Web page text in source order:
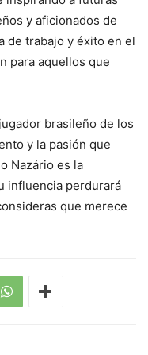
y aficionados de
de trabajo y éxito en el
para aquellos que
brasileño de los
y la pasión que
Nazário es la
influencia perdurará
que merece